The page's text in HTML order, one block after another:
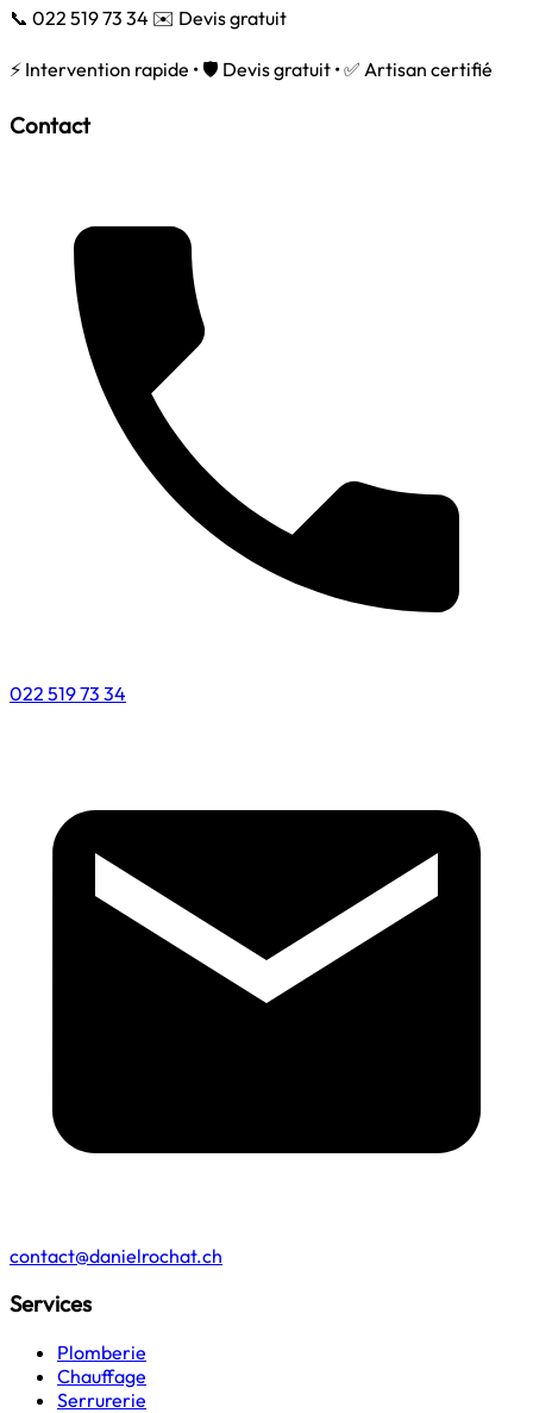
📞 022 519 73 34 ✉️ Devis gratuit
⚡ Intervention rapide • 🛡️ Devis gratuit • ✅ Artisan certifié
Contact
022 519 73 34
contact@danielrochat.ch
Services
Plomberie
Chauffage
Serrurerie